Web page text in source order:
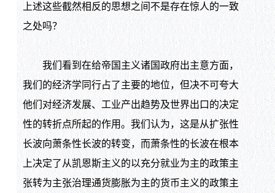
上述这些截然相反的思想之间不是存在惊人的一致
之处吗？
我们看到在给帝国主义诸国政府出主意方面，
我们的经济学同行占了主要的地位，但决不可夸大
他们对经济发展、工业产出趋势及世界出口的决定
性的转折点所起的作用。我们认为，这是从扩张性
长波向萧条性长波的转变，而萧条性的长波在根本
上决定了从凯恩斯主义的以充分就业为主的政策主
张转为主张治理通货膨胀为主的货币主义的政策主